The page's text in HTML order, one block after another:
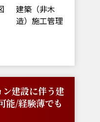
建築（非木
造）施工管理
ン建設に伴う建
能/経験薄でも